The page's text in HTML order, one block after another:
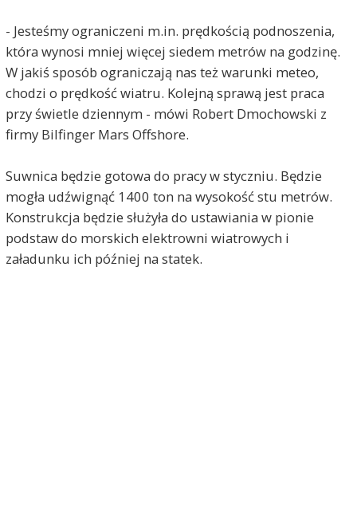
- Jesteśmy ograniczeni m.in. prędkością podnoszenia,
która wynosi mniej więcej siedem metrów na godzinę.
W jakiś sposób ograniczają nas też warunki meteo,
chodzi o prędkość wiatru. Kolejną sprawą jest praca
przy świetle dziennym - mówi Robert Dmochowski z
firmy Bilfinger Mars Offshore.
Suwnica będzie gotowa do pracy w styczniu. Będzie
mogła udźwignąć 1400 ton na wysokość stu metrów.
Konstrukcja będzie służyła do ustawiania w pionie
podstaw do morskich elektrowni wiatrowych i
załadunku ich później na statek.